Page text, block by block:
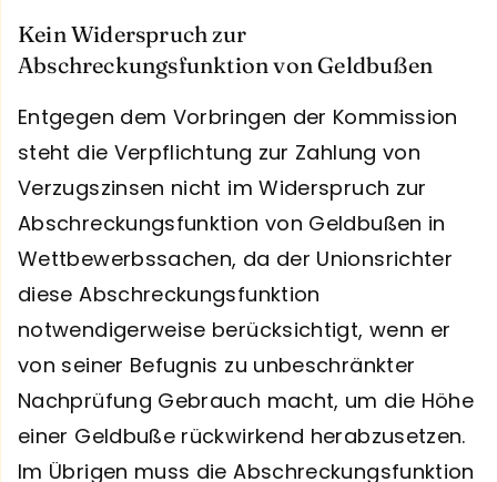
Kein Widerspruch zur
Abschreckungsfunktion von Geldbußen
Entgegen dem Vorbringen der Kommission
steht die Verpflichtung zur Zahlung von
Verzugszinsen nicht im Widerspruch zur
Abschreckungsfunktion von Geldbußen in
Wettbewerbssachen, da der Unionsrichter
diese Abschreckungsfunktion
notwendigerweise berücksichtigt, wenn er
von seiner Befugnis zu unbeschränkter
Nachprüfung Gebrauch macht, um die Höhe
einer Geldbuße rückwirkend herabzusetzen.
Im Übrigen muss die Abschreckungsfunktion